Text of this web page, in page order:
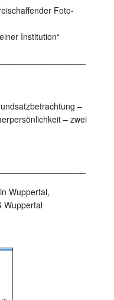
Foto-
Institution“
–
– zwei
Wuppertal,
Wuppertal